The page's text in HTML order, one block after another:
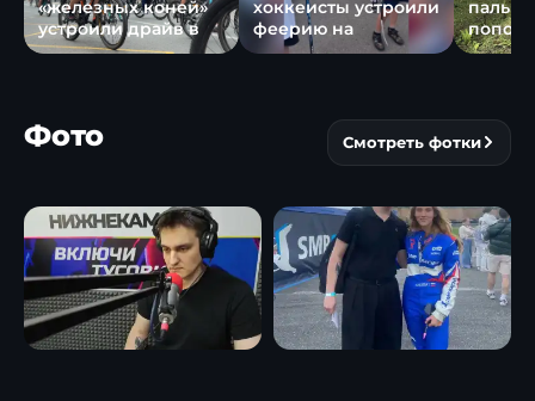
«железных коней»
устроили драйв в
хоккеисты устроили
феерию на
Фото Смотреть фотки